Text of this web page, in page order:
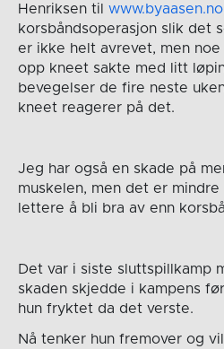
Henriksen til www.byaasen.no
korsbåndsoperasjon slik det
er ikke helt avrevet, men
opp kneet sakte med litt
bevegelser de fire neste
kneet reagerer på det.
Jeg har også en skade på
muskelen, men det er
lettere å bli bra av enn
Det var i siste sluttspillkamp
skaden skjedde i kampens
hun fryktet da det verste.
Nå tenker hun fremover og